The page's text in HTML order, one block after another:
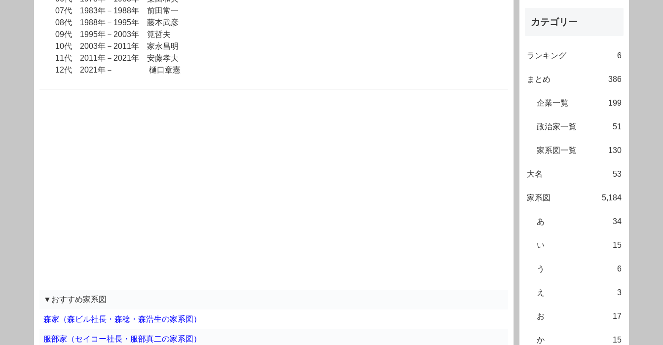
07代 1983年－1988年 前田常一
08代 1988年－1995年 藤本武彦
09代 1995年－2003年 筧哲夫
10代 2003年－2011年 家永昌明
11代 2011年－2021年 安藤孝夫
12代 2021年－ 樋口章憲
▼おすすめ家系図
森家（森ビル社長・森稔・森浩生の家系図）
服部家（セイコー社長・服部真二の家系図）
カテゴリー
ランキング 6
まとめ 386
企業一覧 199
政治家一覧 51
家系図一覧 130
大名 53
家系図 5,184
あ 34
い 15
う 6
え 3
お 17
か 15